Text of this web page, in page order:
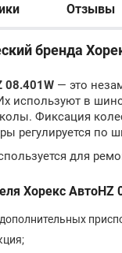
Отзывы
бренда
08.401W — это
используют в
Фиксация
регулируется
для
Хорекс АвтоHZ